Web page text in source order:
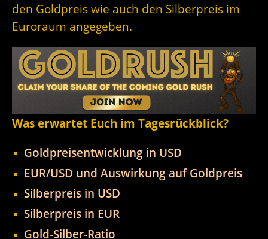
den Goldpreis wie auch den Silberpreis im
Euroraum angegeben.
Was erwartet Euch im Tagesrückblick?
Goldpreisentwicklung in USD
EUR/USD und Auswirkung auf Goldpreis
Silberpreis in USD
Silberpreis in EUR
Gold-Silber-Ratio